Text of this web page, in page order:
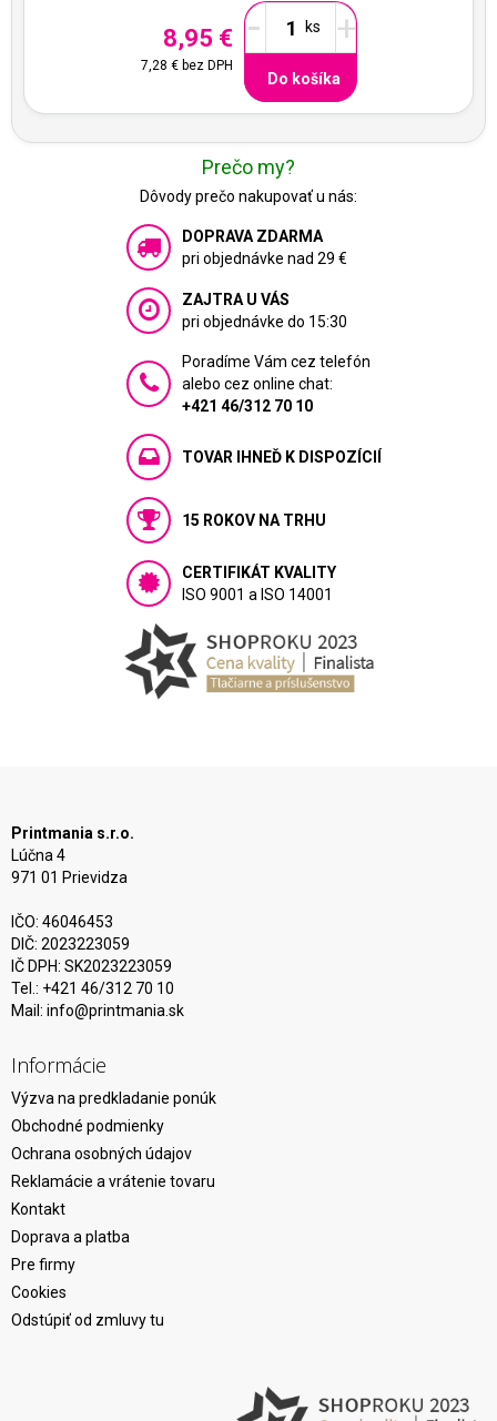
8,95 €
7,28 €bez DPH
- +
Do košíka
Prečo my?
Dôvody prečo nakupovať u nás:
DOPRAVA ZDARMA
pri objednávke nad 29 €
ZAJTRA U VÁS
pri objednávke do 15:30
Poradíme Vám cez telefón
alebo cez online chat:
+421 46/312 70 10
TOVAR IHNEĎ K DISPOZÍCIÍ
15 ROKOV NA TRHU
CERTIFIKÁT KVALITY
ISO 9001 a ISO 14001
Printmania s.r.o.
Lúčna 4
971 01 Prievidza
IČO: 46046453
DIČ: 2023223059
IČ DPH: SK2023223059
Tel.: +421 46/312 70 10
Mail: info@printmania.sk
Informácie
Výzva na predkladanie ponúk
Obchodné podmienky
Ochrana osobných údajov
Reklamácie a vrátenie tovaru
Kontakt
Doprava a platba
Pre firmy
Cookies
Odstúpiť od zmluvy tu